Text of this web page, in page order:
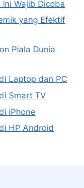
Wajib Dicoba
yang Efektif
Piala Dunia
Laptop dan PC
Smart TV
iPhone
HP Android